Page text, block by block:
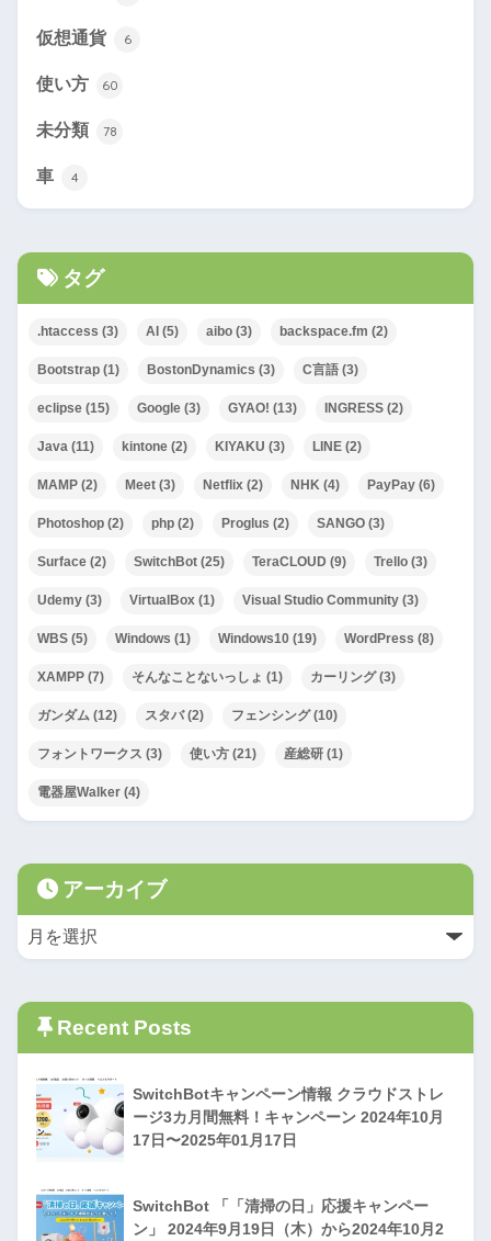
仮想通貨 6
使い方 60
未分類 78
車 4
タグ
.htaccess (3) AI (5) aibo (3) backspace.fm (2)
Bootstrap (1) BostonDynamics (3) C言語 (3)
eclipse (15) Google (3) GYAO! (13) INGRESS (2)
Java (11) kintone (2) KIYAKU (3) LINE (2)
MAMP (2) Meet (3) Netflix (2) NHK (4) PayPay (6)
Photoshop (2) php (2) Proglus (2) SANGO (3)
Surface (2) SwitchBot (25) TeraCLOUD (9) Trello (3)
Udemy (3) VirtualBox (1) Visual Studio Community (3)
WBS (5) Windows (1) Windows10 (19) WordPress (8)
XAMPP (7) そんなことないっしょ (1) カーリング(3)
ガンダム (12) スタバ(2) フェンシング(10)
フォントワークス (3) 使い方 (21) 産総研 (1)
電器屋Walker (4)
アーカイブ
Recent Posts
SwitchBotキャンペーン情報 クラウドストレ
ージ3カ月間無料！キャンペーン 2024年10月
17日〜2025年01月17日
SwitchBot 「「清掃の日」応援キャンペー
ン」 2024年9月19日（木）から2024年10月2